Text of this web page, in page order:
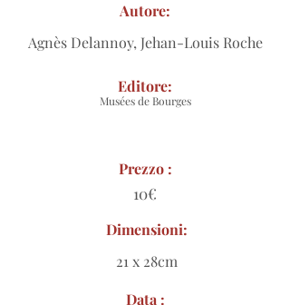
Agnès Delannoy, Jehan-Louis Roche
Autore:
Musées de Bourges
Editore:
Prezzo :
10€
Dimensioni:
21 x 28cm
Data :